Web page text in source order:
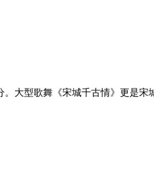
大型歌舞《宋城千古情》更是宋